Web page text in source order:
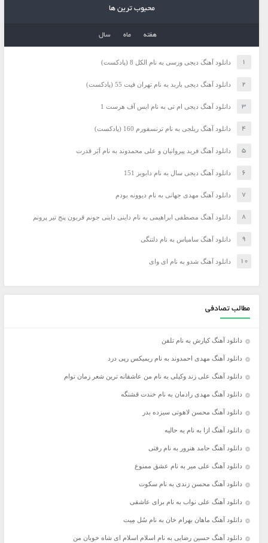
محبوب ترین ها
هفته ماه سال
دانلود آهنگ دیجی ورسی به نام الکل 8 (پادکست)
دانلود آهنگ دیجی باربد به نام تهران فیت 55 (پادکست)
دانلود آهنگ دیجی ام تی به نام ایس آف هرست 1
دانلود آهنگ ریلجی به نام ترنسفورم 160 (پادکست)
دانلود آهنگ فرید پیروانیان و علی محمدوند به نام اَبَر قدرت
دانلود آهنگ دیجی سال به نام دابویز 151
دانلود آهنگ مهدی جهانی به نام دیوونه بودم
دانلود آهنگ مصطفی ابراهیمی به نام داینی داینی جونم قربون پنج تیر پرونم
دانلود آهنگ سامیاس به نام دلتنگی
دانلود آهنگ شدو به نام ای وای
مطالب تصادفی
دانلود آهنگ کیارش به نام تلفن
دانلود آهنگ مهدی احمدوند به نام ریمیکس رپی درد
دانلود آهنگ علی زند وکیلی به نام من عاشقانه ترین شعر زمان توام
دانلود آهنگ مهدی رادمان به نام خندت قشنگه
دانلود آهنگ محسن لاهوتی سیزده بدر
دانلود آهنگ ازا به نام یه حالیه
دانلود آهنگ حامد هنرور به نام رفتی
دانلود آهنگ علی میر به نام عشق ممنوع
دانلود آهنگ محسن زندی به نام سکوت
دانلود آهنگ علی نواب به نام برای عاشقی
دانلود آهنگ ماهان بهرام خان به نام سُل مِیت
دانلود آهنگ حسین رضایی به نام اسلام اسلام ای شاه خوبان من